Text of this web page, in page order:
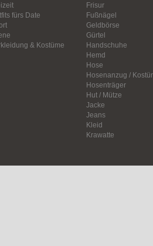
fürs Date
& Kostüme
Frisur
Fußnägel
Geldbörse
Gürtel
Handschuhe
Hemd
Hose
Hosenanzug /
Hosenträger
Hut / Mütze
Jacke
Jeans
Kleid
Krawatte